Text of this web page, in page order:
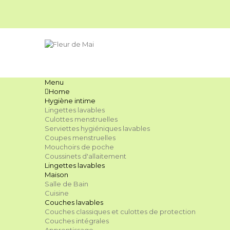
Menu
Home
Hygiène intime
Lingettes lavables
Culottes menstruelles
Serviettes hygiéniques lavables
Coupes menstruelles
Mouchoirs de poche
Coussinets d'allaitement
Lingettes lavables
Maison
Salle de Bain
Cuisine
Couches lavables
Couches classiques et culottes de protection
Couches intégrales